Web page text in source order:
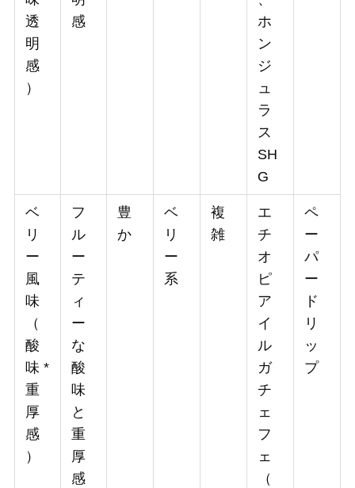
透
明
感
）
感
ホ
ン
ジ
ュ
ラ
ス
SH
G
ベ
リ
ー
風
味
（
酸
味 *
重
厚
感
）
フ
ル
ー
テ
ィ
ー
な
酸
味
と
重
厚
感
豊
か
ベ
リ
ー
系
複
雑
エ
チ
オ
ピ
ア
イ
ル
ガ
チ
ェ
フ
ェ
（
ペ
ー
パ
ー
ド
リ
ッ
プ